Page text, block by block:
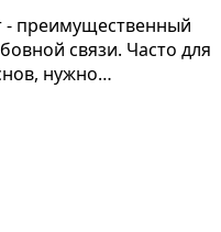
- преимущественный
связи. Часто для
нужно